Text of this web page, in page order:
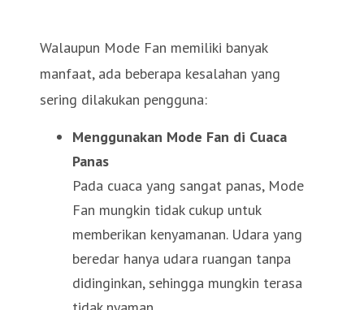
Walaupun Mode Fan memiliki banyak
manfaat, ada beberapa kesalahan yang
sering dilakukan pengguna:
Menggunakan Mode Fan di Cuaca
Panas
Pada cuaca yang sangat panas, Mode
Fan mungkin tidak cukup untuk
memberikan kenyamanan. Udara yang
beredar hanya udara ruangan tanpa
didinginkan, sehingga mungkin terasa